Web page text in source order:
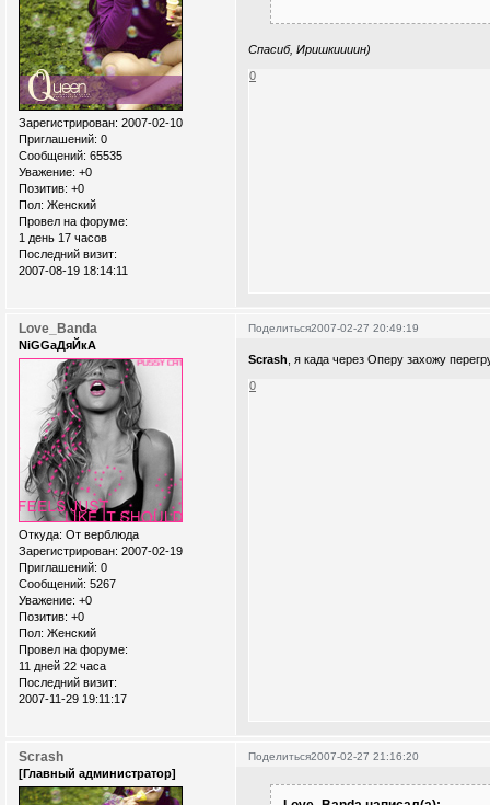
Зарегистрирован: 2007-02-10
Приглашений: 0
Сообщений: 65535
Уважение: +0
Позитив: +0
Пол: Женский
Провел на форуме:
1 день 17 часов
Последний визит:
2007-08-19 18:14:11
Спасиб, Иришкиииин)
0
Поделиться2007-02-27 20:49:19
Love_Banda
NiGGaДяЙкА
Откуда: От верблюда
Зарегистрирован: 2007-02-19
Приглашений: 0
Сообщений: 5267
Уважение: +0
Позитив: +0
Пол: Женский
Провел на форуме:
11 дней 22 часа
Последний визит:
2007-11-29 19:11:17
Scrash , я када через Оперу захожу
0
Поделиться2007-02-27 21:16:20
Scrash
[Главный администратор]